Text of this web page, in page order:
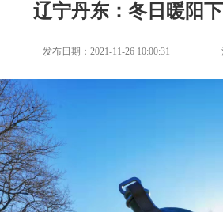
辽宁丹东：冬日暖阳
发布日期：2021-11-26 10:00:31